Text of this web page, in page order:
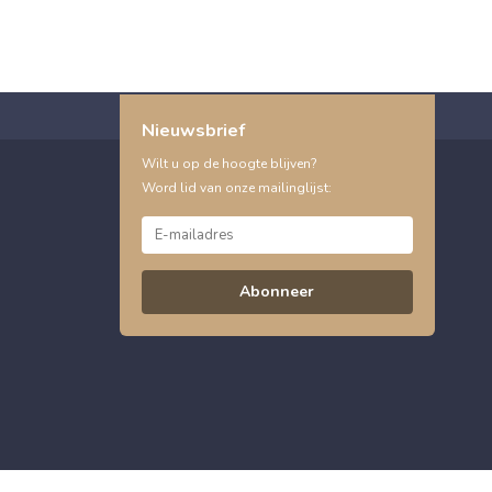
Nieuwsbrief
Wilt u op de hoogte blijven?
Word lid van onze mailinglijst:
Abonneer